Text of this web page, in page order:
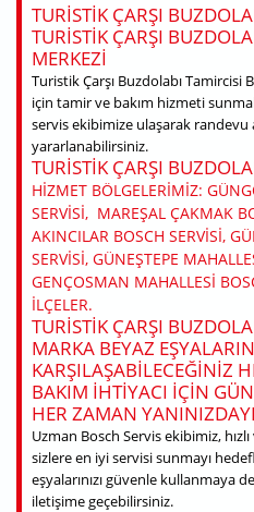
TURISTIK ÇARŞI
TURISTIK ÇARŞI
MERKEZI
Turistik Çarşı Buzdolabı Tamircisi
için tamir ve bakım hizmeti
servis ekibimize ulaşarak randevu
yararlanabilirsiniz.
TURISTIK ÇARŞI
HIZMET BÖLGELERIMIZ:
SERVISI, MAREŞAL ÇAKMAK
AKINCILAR BOSCH SERVISI,
SERVISI, GÜNEŞTEPE
GENÇOSMAN MAHALLESI
ILÇELER.
TURISTIK ÇARŞI
MARKA BEYAZ
KARŞILAŞABILECEĞINIZ
BAKIM IHTIYACI IÇIN
HER ZAMAN
Uzman Bosch Servis ekibimiz,
sizlere en iyi servisi sunmayı
eşyalarınızı güvenle kullanmaya
iletişime geçebilirsiniz.